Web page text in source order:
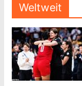
Weltweit